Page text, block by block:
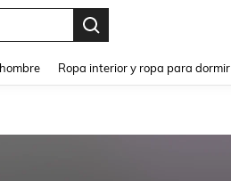
Ropa interior y ropa para dormir